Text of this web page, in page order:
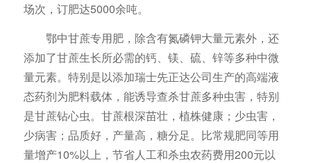
场次，订肥达5000余吨。
鄂中甘蔗专用肥，除含有氮磷钾大量元素外，还
添加了甘蔗生长所必需的钙、镁、硫、锌等多种中微
量元素。特别是以添加瑞士先正达公司生产的高端液
态药剂为肥料载体，能诱导查杀甘蔗多种虫害，特别
是甘蔗钻心虫。甘蔗根深苗壮，植株健康；少虫害，
少病害；品质好，产量高，糖分足。比常规肥同等用
量增产10%以上，节省人工和杀虫农药费用200元以